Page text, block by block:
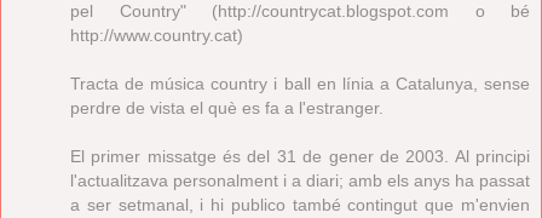
pel Country" (http://countrycat.blogspot.com o bé
http://www.country.cat)
Tracta de música country i ball en línia a Catalunya, sense
perdre de vista el què es fa a l'estranger.
El primer missatge és del 31 de gener de 2003. Al principi
l'actualitzava personalment i a diari; amb els anys ha passat
a ser setmanal, i hi publico també contingut que m'envien